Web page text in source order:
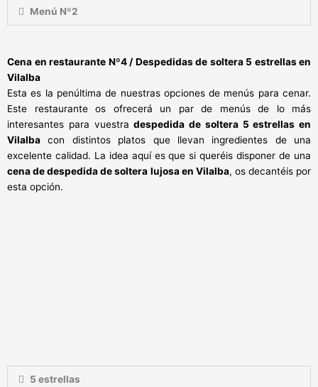
Menú Nº2
Cena en restaurante Nº4 / Despedidas de soltera 5 estrellas en
Vilalba
Esta es la penúltima de nuestras opciones de menús para cenar.
Este restaurante os ofrecerá un par de menús de lo más
interesantes para vuestradespedida de soltera 5 estrellas en
Vilalba con distintos platos que llevan ingredientes de una
excelente calidad. La idea aquí es que si queréis disponer de una
cena de despedida de soltera lujosa en Vilalba, os decantéis por
esta opción.
5 estrellas